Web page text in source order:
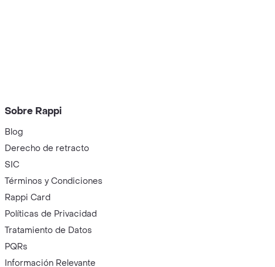
Sobre Rappi
Blog
Derecho de retracto
SIC
Términos y Condiciones
Rappi Card
Políticas de Privacidad
Tratamiento de Datos
PQRs
Información Relevante